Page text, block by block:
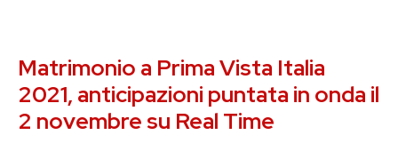
Matrimonio a Prima Vista Italia
2021, anticipazioni puntata in onda il
2 novembre su Real Time